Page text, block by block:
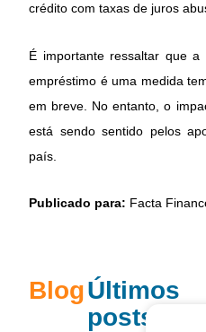
crédito com taxas de juros
É importante ressaltar que
empréstimo é uma medida
em breve. No entanto, o
está sendo sentido pelos
país.
Publicado para: Facta
BlogÚltimos
posts